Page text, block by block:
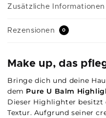
Zusätzliche Informationen
Rezensionen 0
Make up, das
Bringe dich und deine
dem Pure U Balm
Dieser Highlighter
Textur. Aufgrund seiner